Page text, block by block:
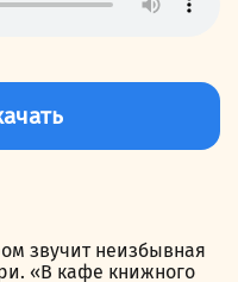
звучит неизбывная
«В кафе книжного